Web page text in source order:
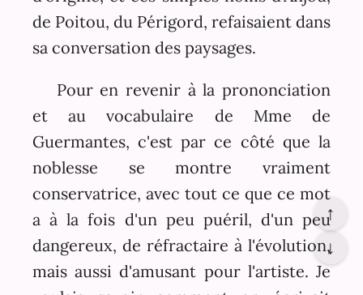
de Poitou, du Périgord, refaisaient dans
sa conversation des paysages.
Pour en revenir à la prononciation
et au vocabulaire de Mme de
Guermantes, c'est par ce côté que la
noblesse se montre vraiment
conservatrice, avec tout ce que ce mot
a à la fois d'un peu puéril, d'un peu
dangereux, de réfractaire à l'évolution,
mais aussi d'amusant pour l'artiste. Je
↑
↓